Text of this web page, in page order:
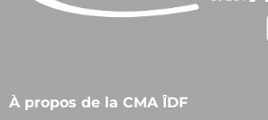
À propos de la CMA ÎDF